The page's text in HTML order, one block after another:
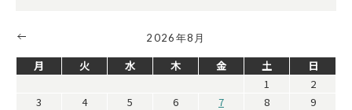
2026年8月
月 火 水 木 金 土
日
1
2
3
4 5 6 7 8
9